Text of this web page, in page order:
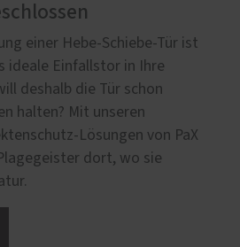
einer Hebe-Schiebe-Tür ist
ideale Einfallstor in Ihre
deshalb die Tür schon
halten? Mit unseren
Lösungen von PaX
dort, wo sie